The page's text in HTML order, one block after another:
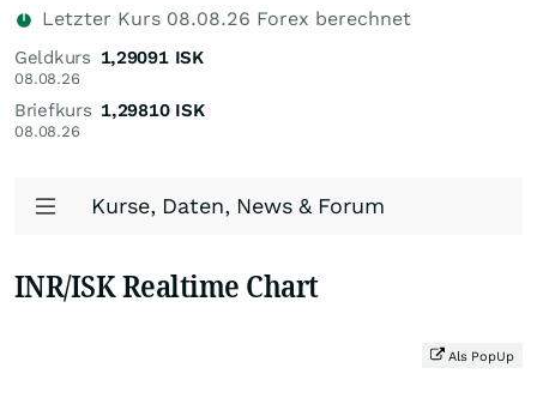
Letzter Kurs 08.08.26 Forex berechnet
Geldkurs
08.08.26
1,29091 ISK
Briefkurs
08.08.26
1,29810 ISK
Kurse, Daten, News & Forum
INR/ISK Realtime Chart
Als PopUp